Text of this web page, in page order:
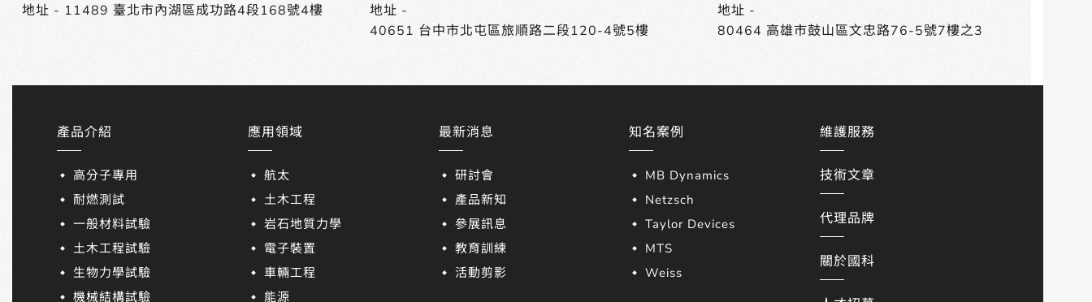
地址 - 11489 臺北市內湖區成功路4段168號4樓
地址 -
40651 台中市北屯區旅順路二段120-4號5樓
地址 -
80464 高雄市鼓山區文忠路76-5號7樓之3
產品介紹
高分子專用
耐燃測試
一般材料試驗
土木工程試驗
生物力學試驗
機械結構試驗
應用領域
航太
土木工程
岩石地質力學
電子裝置
車輛工程
能源
最新消息
研討會
產品新知
參展訊息
教育訓練
活動剪影
知名案例
MB Dynamics
Netzsch
Taylor Devices
MTS
Weiss
維護服務
技術文章
代理品牌
關於國科